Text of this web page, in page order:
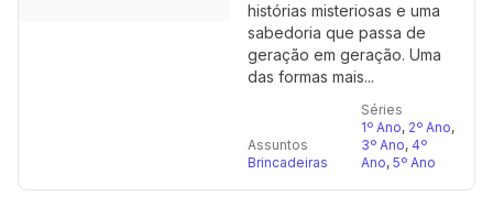
histórias misteriosas e uma
sabedoria que passa de
geração em geração. Uma
das formas mais...
Assuntos
Brincadeiras
Séries
1º Ano, 2º Ano,
3º Ano, 4º
Ano, 5º Ano